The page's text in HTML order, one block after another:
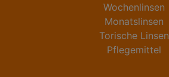
Wochenlinsen
Monatslinsen
Torische Linsen
Pflegemittel